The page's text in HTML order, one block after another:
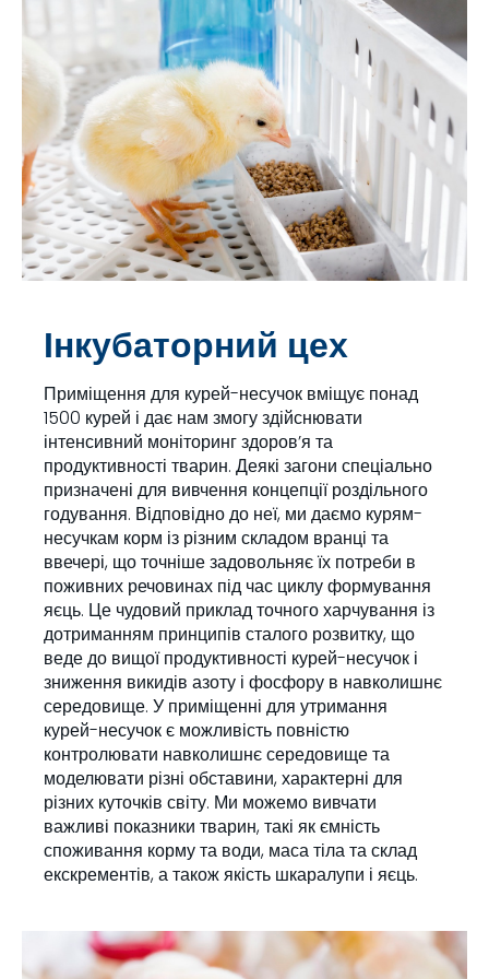
Інкубаторний цех
Приміщення для курей-несучок вміщує понад
1500 курей і дає нам змогу здійснювати
інтенсивний моніторинг здоров’я та
продуктивності тварин. Деякі загони спеціально
призначені для вивчення концепції роздільного
годування. Відповідно до неї, ми даємо курям-
несучкам корм із різним складом вранці та
ввечері, що точніше задовольняє їх потреби в
поживних речовинах під час циклу формування
яєць. Це чудовий приклад точного харчування із
дотриманням принципів сталого розвитку, що
веде до вищої продуктивності курей-несучок і
зниження викидів азоту і фосфору в навколишнє
середовище. У приміщенні для утримання
курей-несучок є можливість повністю
контролювати навколишнє середовище та
моделювати різні обставини, характерні для
різних куточків світу. Ми можемо вивчати
важливі показники тварин, такі як ємність
споживання корму та води, маса тіла та склад
екскрементів, а також якість шкаралупи і яєць.